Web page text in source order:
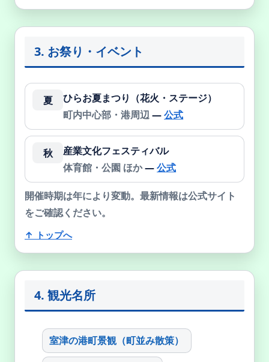
3. お祭り・イベント
夏
ひらお夏まつり（花火・ステージ）
町内中心部・港周辺—公式
秋
産業文化フェスティバル
体育館・公園 ほか—公式
開催時期は年により変動。最新情報は公式サイト
をご確認ください。
↑ トップへ
4. 観光名所
室津の港町景観（町並み散策）